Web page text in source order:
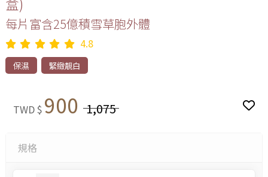
每片富含25億積雪草胞外體
4.8
保濕 緊緻靚白
TWD $ 900 1,075
規格